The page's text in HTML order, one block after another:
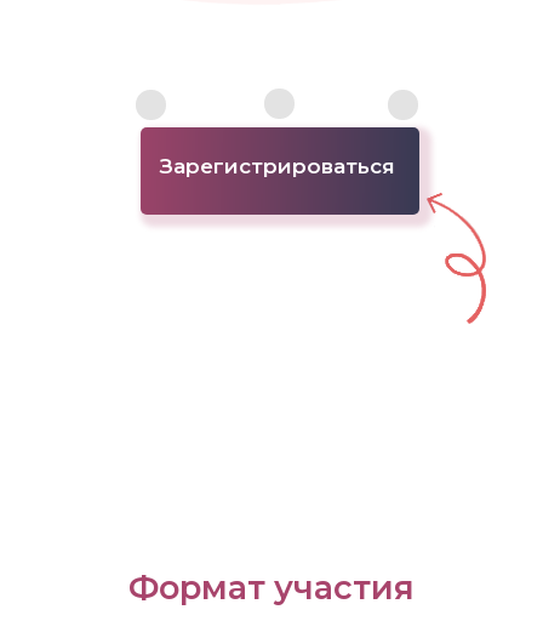
Зарегистрироваться
Формат участия